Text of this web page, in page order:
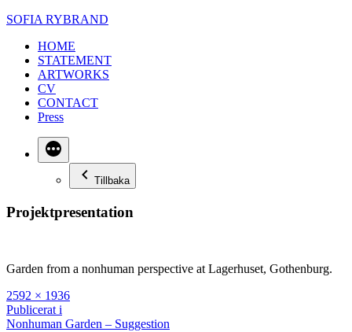
Hoppa
innehåll
SOFIA RYBRAND
HOME
STATEMENT
ARTWORKS
CV
CONTACT
Press
Mer
Tillbaka
Projektpresentation
Garden from a nonhuman perspective at Lagerhuset, Gothenburg.
Full
storlek
2592 × 1936
Inläggsnavigering
Publicerat i
Nonhuman Garden – Suggestion